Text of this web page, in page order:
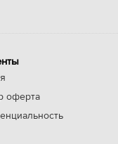
оферта